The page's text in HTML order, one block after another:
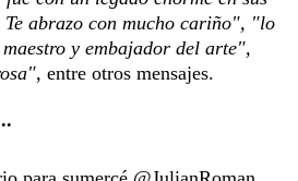
Te abrazo con mucho cariño", "lo
y embajador del arte",
, entre otros mensajes.